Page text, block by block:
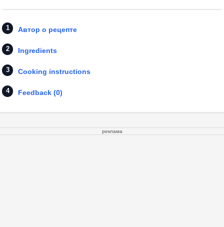
Автор о рецепте
Ingredients
Cooking instructions
Feedback (0)
реклама